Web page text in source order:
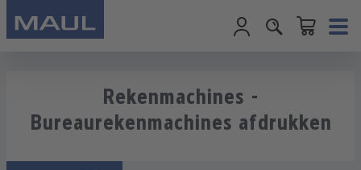
Rekenmachines -
Bureaurekenmachines afdrukken